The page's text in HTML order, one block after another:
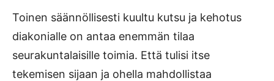
Toinen säännöllisesti kuultu kutsu ja kehotus
diakonialle on antaa enemmän tilaa
seurakuntalaisille toimia. Että tulisi itse
tekemisen sijaan ja ohella mahdollistaa